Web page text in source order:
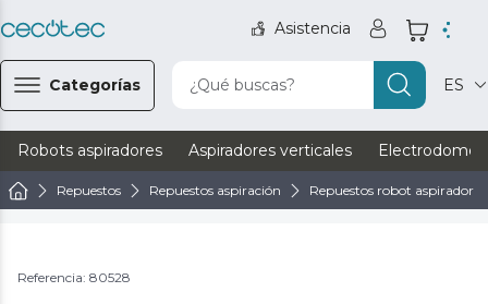
Asistencia
Categorías ¿Qué buscas? ES
Robots aspiradores Aspiradores verticales
Repuestos Repuestos aspiración Repuestos robot aspirador
Referencia: 80528